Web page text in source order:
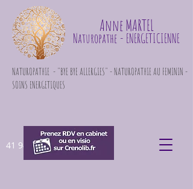
Anne MARTEL
Naturopathe - ENERGETICIENNE
NATUROPATHIE - "BYE BYE ALLERGIES" - NATUROPATHIE AU FEMININ -
SOINS ENERGETIQUES
41 948 871